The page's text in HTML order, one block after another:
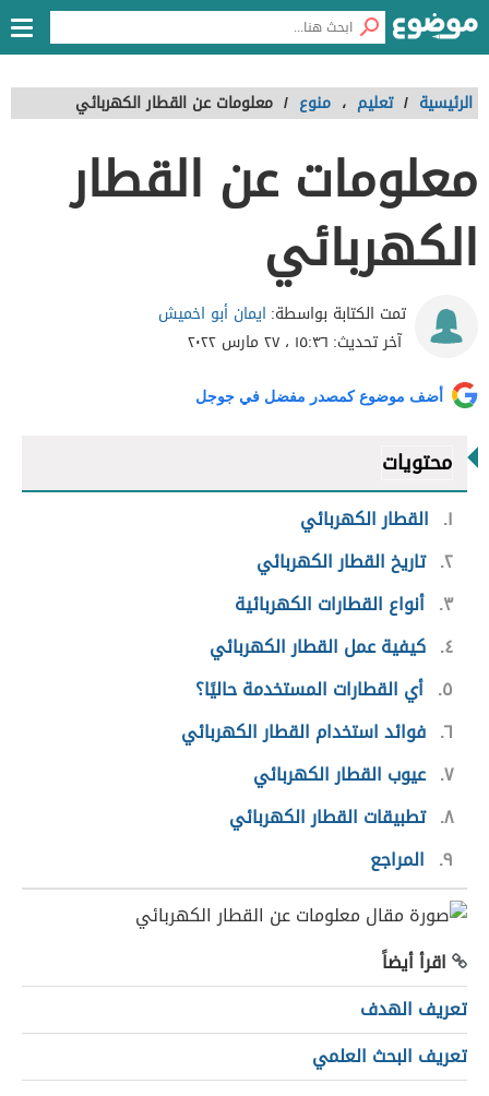
الرئيسية / تعليم ، منوع / معلومات عن القطار الكهربائي
معلومات عن القطار
الكهربائي
تمت الكتابة بواسطة: ايمان أبو اخميش
آخر تحديث: ١٥:٣٦ ، ٢٧ مارس ٢٠٢٢
أضف موضوع كمصدر مفضل في جوجل
محتويات
١
القطار الكهربائي
٢ تاريخ القطار الكهربائي
٣ أنواع القطارات الكهربائية
٤ كيفية عمل القطار الكهربائي
٥ أي القطارات المستخدمة حاليًا؟
٦ فوائد استخدام القطار الكهربائي
٧ عيوب القطار الكهربائي
٨ تطبيقات القطار الكهربائي
٩ المراجع
اقرأ أيضاً
تعريف الهدف
تعريف البحث العلمي